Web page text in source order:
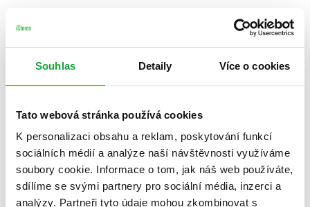
Souhlas Detaily Více o cookies
Tato webová stránka používá cookies
K personalizaci obsahu a reklam, poskytování funkcí
sociálních médií a analýze naší návštěvnosti využíváme
soubory cookie. Informace o tom, jak náš web používáte,
sdílíme se svými partnery pro sociální média, inzerci a
analýzy. Partneři tyto údaje mohou zkombinovat s